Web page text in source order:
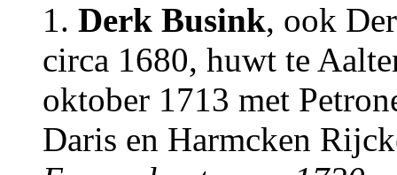
1. Derk Busink, ook
circa 1680, huwt te
oktober 1713 met
Daris en Harmcken